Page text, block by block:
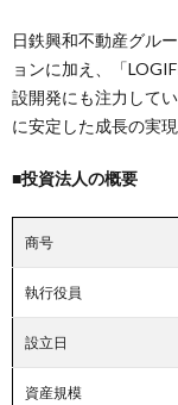
日鉄興和不動産グル
ョンに加え、「
設開発にも注力して
に安定した成長の実現
■投資法人の概要
商号
執行役員
設立日
資産規模